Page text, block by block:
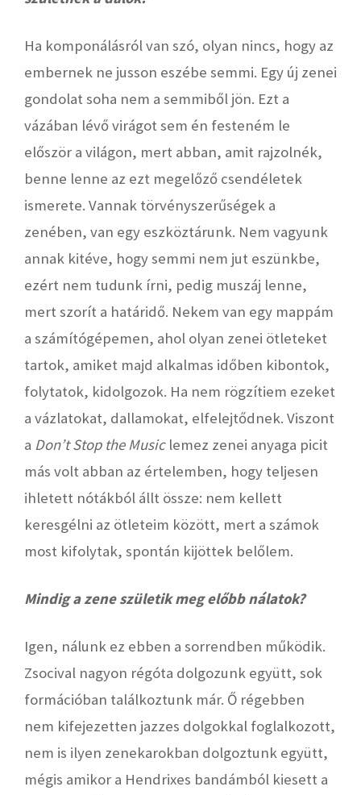
Ha komponálásról van szó, olyan nincs, hogy az
embernek ne jusson eszébe semmi. Egy új zenei
gondolat soha nem a semmiből jön. Ezt a
vázában lévő virágot sem én festeném le
először a világon, mert abban, amit rajzolnék,
benne lenne az ezt megelőző csendéletek
ismerete. Vannak törvényszerűségek a
zenében, van egy eszköztárunk. Nem vagyunk
annak kitéve, hogy semmi nem jut eszünkbe,
ezért nem tudunk írni, pedig muszáj lenne,
mert szorít a határidő. Nekem van egy mappám
a számítógépemen, ahol olyan zenei ötleteket
tartok, amiket majd alkalmas időben kibontok,
folytatok, kidolgozok. Ha nem rögzítiem ezeket
a vázlatokat, dallamokat, elfelejtődnek. Viszont
a Don’t Stop the Musiclemez zenei anyaga picit
más volt abban az értelemben, hogy teljesen
ihletett nótákból állt össze: nem kellett
keresgélni az ötleteim között, mert a számok
most kifolytak, spontán kijöttek belőlem.
Mindig a zene születik meg előbb nálatok?
Igen, nálunk ez ebben a sorrendben működik.
Zsocival nagyon régóta dolgozunk együtt, sok
formációban találkoztunk már. Ő régebben
nem kifejezetten jazzes dolgokkal foglalkozott,
nem is ilyen zenekarokban dolgoztunk együtt,
mégis amikor a Hendrixes bandámból kiesett a